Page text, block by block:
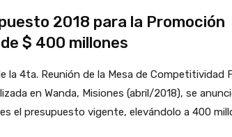
2018 para la Promoción
$ 400 millones
la 4ta. Reunión de la Mesa de Competitividad
en Wanda, Misiones (abril/2018), se
el presupuesto vigente, elevándolo a 400